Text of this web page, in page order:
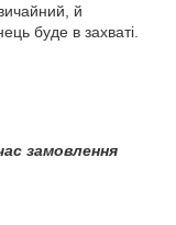
й
буде в захваті.
замовлення